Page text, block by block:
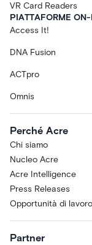
VR Card Readers
PIATTAFORME
Access It!
DNA Fusion
ACTpro
Omnis
Perché Acre
Chi siamo
Nucleo Acre
Acre Intelligence
Press Releases
Opportunità di lavoro
Partner